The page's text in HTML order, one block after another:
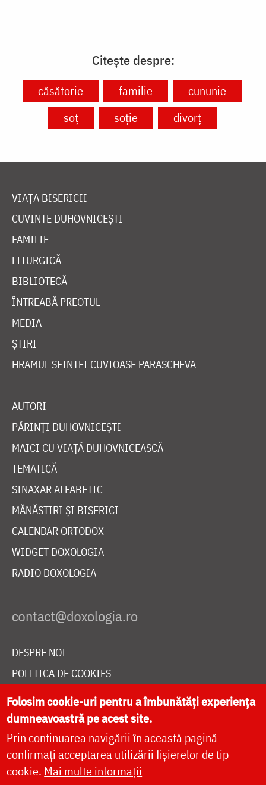
Citește despre:
căsătorie familie
cununie
soț
soție divorț
VIAȚA BISERICII
CUVINTE DUHOVNICEȘTI
FAMILIE
LITURGICĂ
BIBLIOTECĂ
ÎNTREABĂ PREOTUL
MEDIA
ȘTIRI
HRAMUL SFINTEI CUVIOASE PARASCHEVA
AUTORI
PĂRINȚI DUHOVNICEȘTI
MAICI CU VIAȚĂ DUHOVNICEASCĂ
TEMATICĂ
SINAXAR ALFABETIC
MĂNĂSTIRI ȘI BISERICI
CALENDAR ORTODOX
WIDGET DOXOLOGIA
RADIO DOXOLOGIA
DESPRE NOI
POLITICA DE COOKIES
DONEAZĂ ONLINE PENTRU CATEDRALA NAȚIONALĂ
LIVE
Folosim cookie-uri pentru a îmbunătăți experiența
dumneavoastră pe acest site.
Prin continuarea navigării în această pagină
confirmați acceptarea utilizării fișierelor de tip
cookie. Mai multe informații